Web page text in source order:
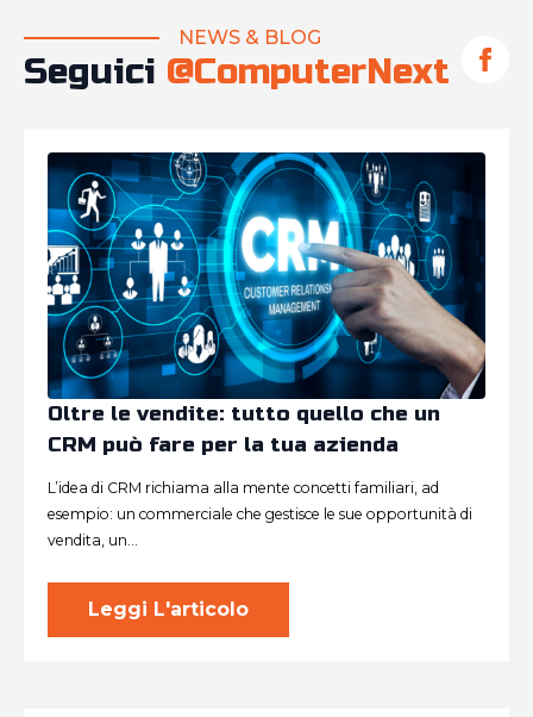
NEWS & BLOG
Seguici @ComputerNext
Oltre le vendite: tutto quello che un
CRM può fare per la tua azienda
L’idea di CRM richiama alla mente concetti familiari, ad
esempio: un commerciale che gestisce le sue opportunità di
vendita, un…
Leggi L'articolo